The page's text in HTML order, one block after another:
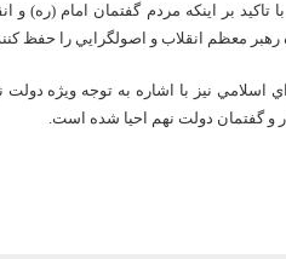
تاكيد بر اينكه مردم گفتمان امام (ره)
رهبر معظم انقلاب و اصولگرايي را حفظ
اسلامي نيز با اشاره به توجه ويژه
و گفتمان دولت نهم احيا شده است.